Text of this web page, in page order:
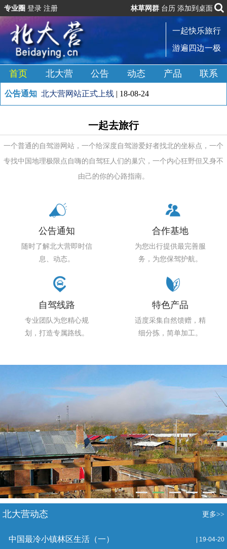
专业圈 登录 注册 林草网群 台历 添加到桌面
一起快乐旅行
游遍四边一极
首页 北大营 公告 动态 产品 联系
公告通知 北大营网站正式上线 | 18-08-24
一起去旅行
一个普通的自驾游网站，一个给深度自驾游爱好者找北的坐标点，一个
专找中国地理极限点自嗨的自驾狂人们的巢穴，一个内心狂野但又身不
由己的你的心路指南。
公告通知
随时了解北大营即时信
息、动态。
合作基地
为您出行提供最完善服
务，为您保驾护航。
自驾线路
专业团队为您精心规
划，打造专属路线。
特色产品
适度采集自然馈赠，精
细分拣，简单加工。
北大营动态 更多>>
中国最冷小镇林区生活（一） | 19-04-20